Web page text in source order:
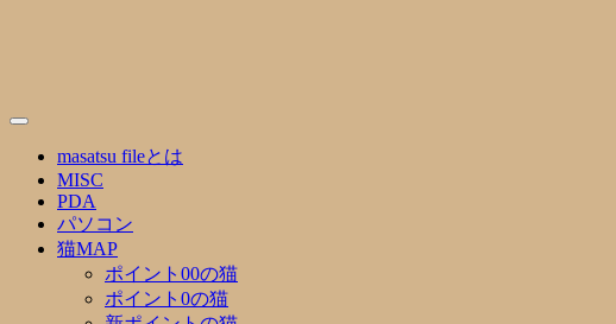
masatsu fileとは
MISC
PDA
パソコン
猫MAP
ポイント00の猫
ポイント0の猫